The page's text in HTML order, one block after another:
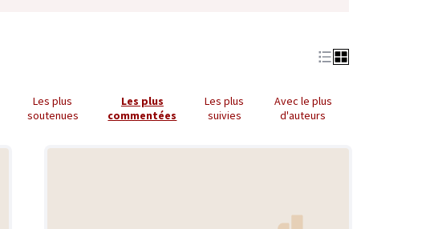
Les plus
soutenues
Les plus
commentées
Les plus
suivies
Avec le plus
d'auteurs